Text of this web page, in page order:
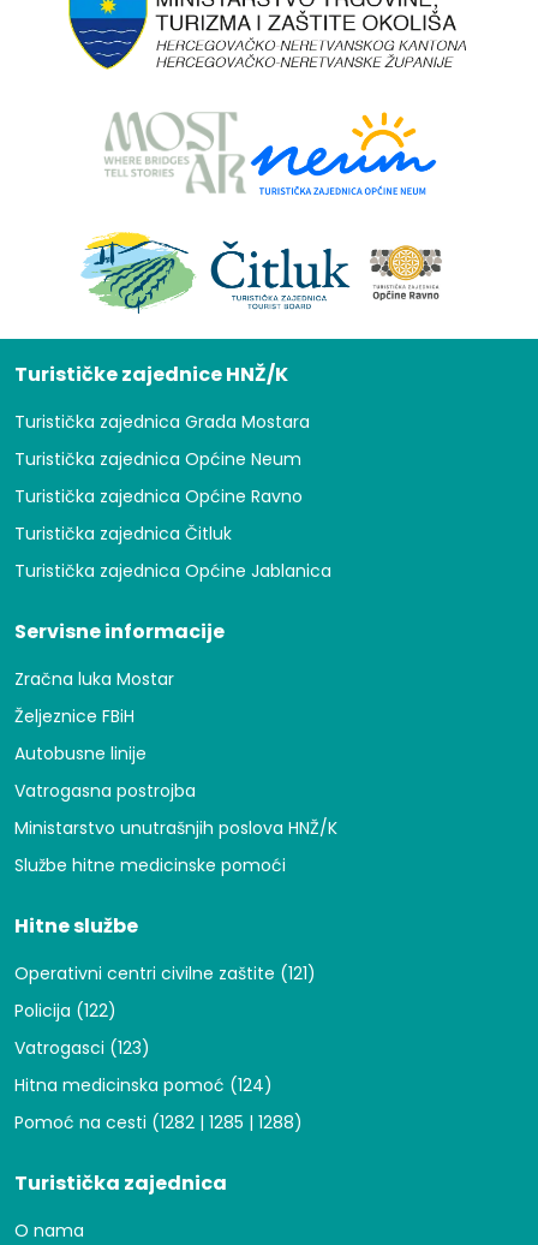
Turističke zajednice HNŽ/K
Turistička zajednica Grada Mostara
Turistička zajednica Općine Neum
Turistička zajednica Općine Ravno
Turistička zajednica Čitluk
Turistička zajednica Općine Jablanica
Servisne informacije
Zračna luka Mostar
Željeznice FBiH
Autobusne linije
Vatrogasna postrojba
Ministarstvo unutrašnjih poslova HNŽ/K
Službe hitne medicinske pomoći
Hitne službe
Operativni centri civilne zaštite (121)
Policija (122)
Vatrogasci (123)
Hitna medicinska pomoć (124)
Pomoć na cesti (1282 | 1285 | 1288)
Turistička zajednica
O nama